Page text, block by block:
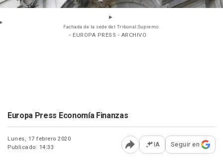
Fachada de la sede del Tribunal Supremo.
- EUROPA PRESS - ARCHIVO
Europa Press Economía Finanzas
Lunes, 17 febrero 2020
Publicado: 14:33
Abrir opciones para
IA Seguir en